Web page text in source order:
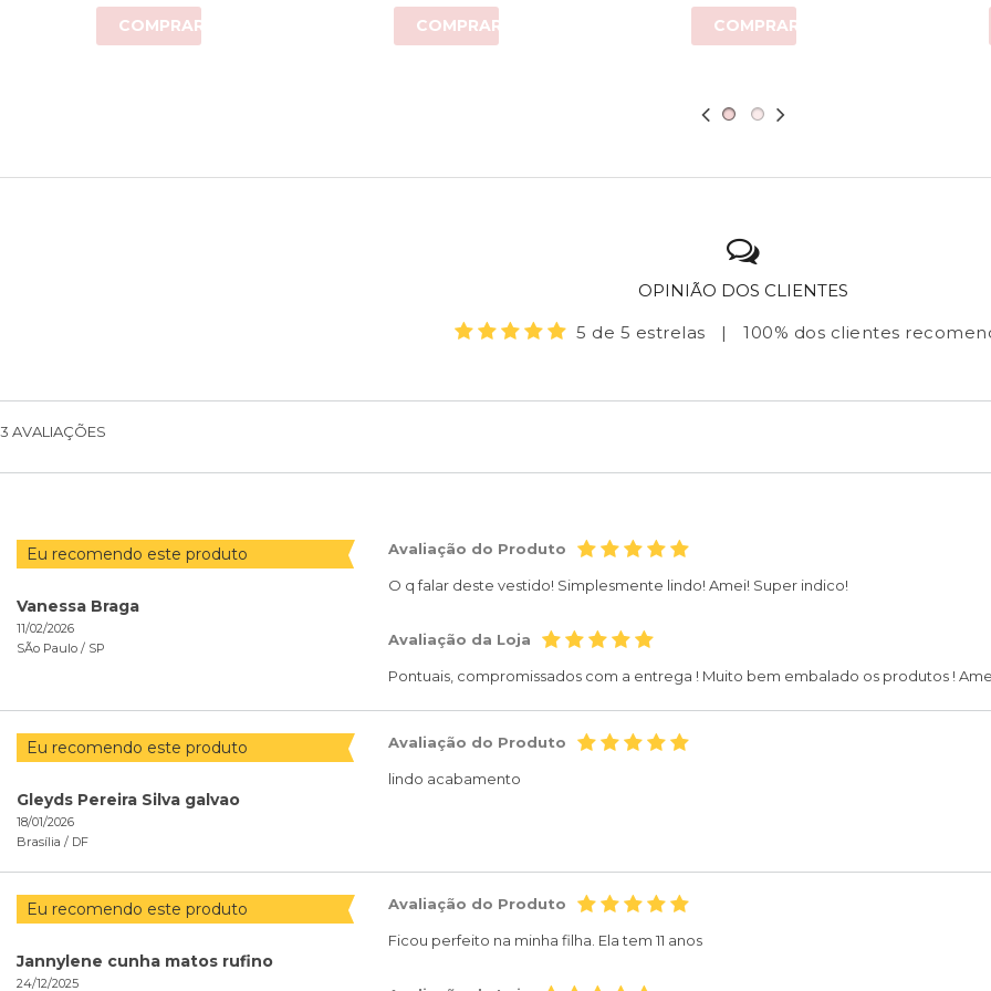
COMPRAR COMPRAR COMPRAR
OPINIÃO DOS CLIENTES
5 de 5 estrelas
| 100% dos clientes
3 AVALIAÇÕES
Eu recomendo este produto
Vanessa Braga
11/02/2026
SÃo Paulo / SP
Avaliação do Produto
O q falar deste vestido! Simplesmente lindo! Amei! Super indico!
Avaliação da Loja
Pontuais, compromissados com a entrega ! Muito bem embalado os produtos !
Eu recomendo este produto
Gleyds Pereira Silva galvao
18/01/2026
Brasília / DF
Avaliação do Produto
lindo acabamento
Eu recomendo este produto
Jannylene cunha matos rufino
24/12/2025
Avaliação do Produto
Ficou perfeito na minha filha. Ela tem 11 anos